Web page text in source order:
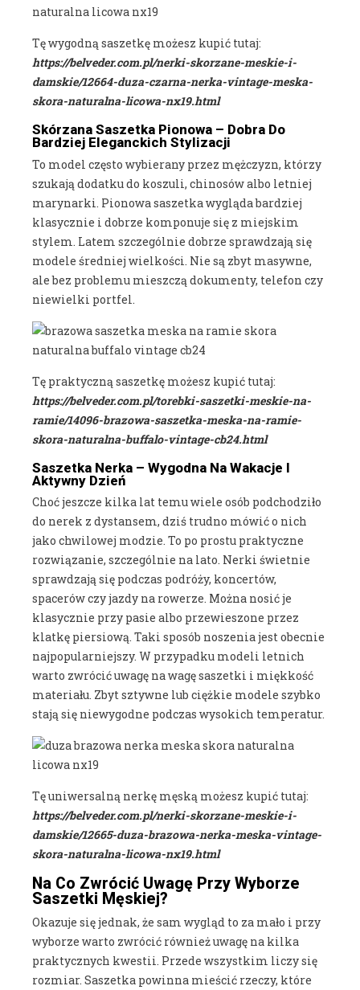
Tę wygodną saszetkę możesz kupić tutaj:
https://belveder.com.pl/nerki-skorzane-meskie-i-
damskie/12664-duza-czarna-nerka-vintage-meska-
skora-naturalna-licowa-nx19.html
Skórzana Saszetka Pionowa – Dobra Do
Bardziej Eleganckich Stylizacji
To model często wybierany przez mężczyzn, którzy
szukają dodatku do koszuli, chinosów albo letniej
marynarki. Pionowa saszetka wygląda bardziej
klasycznie i dobrze komponuje się z miejskim
stylem. Latem szczególnie dobrze sprawdzają się
modele średniej wielkości. Nie są zbyt masywne,
ale bez problemu mieszczą dokumenty, telefon czy
niewielki portfel.
Tę praktyczną saszetkę możesz kupić tutaj:
https://belveder.com.pl/torebki-saszetki-meskie-na-
ramie/14096-brazowa-saszetka-meska-na-ramie-
skora-naturalna-buffalo-vintage-cb24.html
Saszetka Nerka – Wygodna Na Wakacje I
Aktywny Dzień
Choć jeszcze kilka lat temu wiele osób podchodziło
do nerek z dystansem, dziś trudno mówić o nich
jako chwilowej modzie. To po prostu praktyczne
rozwiązanie, szczególnie na lato. Nerki świetnie
sprawdzają się podczas podróży, koncertów,
spacerów czy jazdy na rowerze. Można nosić je
klasycznie przy pasie albo przewieszone przez
klatkę piersiową. Taki sposób noszenia jest obecnie
najpopularniejszy. W przypadku modeli letnich
warto zwrócić uwagę na wagę saszetki i miękkość
materiału. Zbyt sztywne lub ciężkie modele szybko
stają się niewygodne podczas wysokich temperatur.
Tę uniwersalną nerkę męską możesz kupić tutaj:
https://belveder.com.pl/nerki-skorzane-meskie-i-
damskie/12665-duza-brazowa-nerka-meska-vintage-
skora-naturalna-licowa-nx19.html
Na Co Zwrócić Uwagę Przy Wyborze
Saszetki Męskiej?
Okazuje się jednak, że sam wygląd to za mało i przy
wyborze warto zwrócić również uwagę na kilka
praktycznych kwestii. Przede wszystkim liczy się
rozmiar. Saszetka powinna mieścić rzeczy, które